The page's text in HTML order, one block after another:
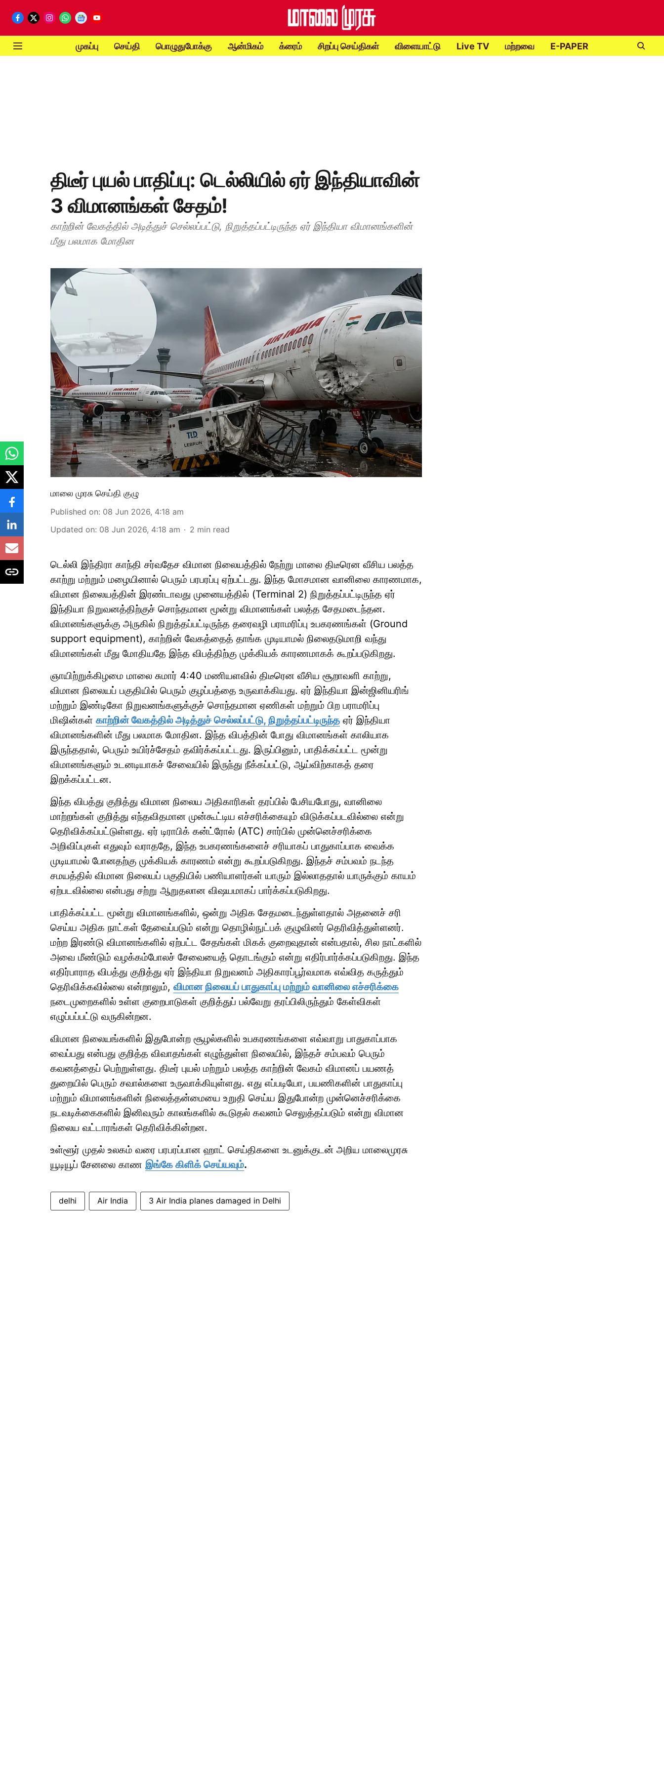
முகப்பு செய்தி பொழுதுபோக்கு ஆன்மிகம் க்ரைம் சிறப்பு செய்திகள் விளையாட்டு Live TV மற்றவை E-PAPER
திடீர் புயல் பாதிப்பு: டெல்லியில் ஏர் இந்தியாவின்
3 விமானங்கள் சேதம்!
காற்றின் வேகத்தில் அடித்துச் செல்லப்பட்டு, நிறுத்தப்பட்டிருந்த ஏர் இந்தியா விமானங்களின்
மீது பலமாக மோதின
மாலை முரசு செய்தி குழு
Published on: 08 Jun 2026, 4:18 am
Updated on: 08 Jun 2026, 4:18 am 2 min read
டெல்லி இந்திரா காந்தி சர்வதேச விமான நிலையத்தில் நேற்று மாலை திடீரென வீசிய பலத்த
காற்று மற்றும் மழையினால் பெரும் பரபரப்பு ஏற்பட்டது. இந்த மோசமான வானிலை காரணமாக,
விமான நிலையத்தின் இரண்டாவது முனையத்தில் (Terminal 2) நிறுத்தப்பட்டிருந்த ஏர்
இந்தியா நிறுவனத்திற்குச் சொந்தமான மூன்று விமானங்கள் பலத்த சேதமடைந்தன.
விமானங்களுக்கு அருகில் நிறுத்தப்பட்டிருந்த தரைவழி பராமரிப்பு உபகரணங்கள் (Ground
support equipment), காற்றின் வேகத்தைத் தாங்க முடியாமல் நிலைதடுமாறி வந்து
விமானங்கள் மீது மோதியதே இந்த விபத்திற்கு முக்கியக் காரணமாகக் கூறப்படுகிறது.
ஞாயிற்றுக்கிழமை மாலை சுமார் 4:40 மணியளவில் திடீரென வீசிய சூறாவளி காற்று,
விமான நிலையப் பகுதியில் பெரும் குழப்பத்தை உருவாக்கியது. ஏர் இந்தியா இன்ஜினியரிங்
மற்றும் இண்டிகோ நிறுவனங்களுக்குச் சொந்தமான ஏணிகள் மற்றும் பிற பராமரிப்பு
மிஷின்கள் காற்றின் வேகத்தில் அடித்துச் செல்லப்பட்டு, நிறுத்தப்பட்டிருந்த ஏர் இந்தியா
விமானங்களின் மீது பலமாக மோதின. இந்த விபத்தின் போது விமானங்கள் காலியாக
இருந்ததால், பெரும் உயிர்ச்சேதம் தவிர்க்கப்பட்டது. இருப்பினும், பாதிக்கப்பட்ட மூன்று
விமானங்களும் உடனடியாகச் சேவையில் இருந்து நீக்கப்பட்டு, ஆய்விற்காகத் தரை
இறக்கப்பட்டன.
இந்த விபத்து குறித்து விமான நிலைய அதிகாரிகள் தரப்பில் பேசியபோது, வானிலை
மாற்றங்கள் குறித்து எந்தவிதமான முன்கூட்டிய எச்சரிக்கையும் விடுக்கப்படவில்லை என்று
தெரிவிக்கப்பட்டுள்ளது. ஏர் டிராபிக் கன்ட்ரோல் (ATC) சார்பில் முன்னெச்சரிக்கை
அறிவிப்புகள் எதுவும் வராததே, இந்த உபகரணங்களைச் சரியாகப் பாதுகாப்பாக வைக்க
முடியாமல் போனதற்கு முக்கியக் காரணம் என்று கூறப்படுகிறது. இந்தச் சம்பவம் நடந்த
சமயத்தில் விமான நிலையப் பகுதியில் பணியாளர்கள் யாரும் இல்லாததால் யாருக்கும் காயம்
ஏற்படவில்லை என்பது சற்று ஆறுதலான விஷயமாகப் பார்க்கப்படுகிறது.
பாதிக்கப்பட்ட மூன்று விமானங்களில், ஒன்று அதிக சேதமடைந்துள்ளதால் அதனைச் சரி
செய்ய அதிக நாட்கள் தேவைப்படும் என்று தொழில்நுட்பக் குழுவினர் தெரிவித்துள்ளனர்.
மற்ற இரண்டு விமானங்களில் ஏற்பட்ட சேதங்கள் மிகக் குறைவுதான் என்பதால், சில நாட்களில்
அவை மீண்டும் வழக்கம்போலச் சேவையைத் தொடங்கும் என்று எதிர்பார்க்கப்படுகிறது. இந்த
எதிர்பாராத விபத்து குறித்து ஏர் இந்தியா நிறுவனம் அதிகாரப்பூர்வமாக எவ்வித கருத்தும்
தெரிவிக்கவில்லை என்றாலும், விமான நிலையப் பாதுகாப்பு மற்றும் வானிலை எச்சரிக்கை
நடைமுறைகளில் உள்ள குறைபாடுகள் குறித்துப் பல்வேறு தரப்பிலிருந்தும் கேள்விகள்
எழுப்பப்பட்டு வருகின்றன.
விமான நிலையங்களில் இதுபோன்ற சூழல்களில் உபகரணங்களை எவ்வாறு பாதுகாப்பாக
வைப்பது என்பது குறித்த விவாதங்கள் எழுந்துள்ள நிலையில், இந்தச் சம்பவம் பெரும்
கவனத்தைப் பெற்றுள்ளது. திடீர் புயல் மற்றும் பலத்த காற்றின் வேகம் விமானப் பயணத்
துறையில் பெரும் சவால்களை உருவாக்கியுள்ளது. எது எப்படியோ, பயணிகளின் பாதுகாப்பு
மற்றும் விமானங்களின் நிலைத்தன்மையை உறுதி செய்ய இதுபோன்ற முன்னெச்சரிக்கை
நடவடிக்கைகளில் இனிவரும் காலங்களில் கூடுதல் கவனம் செலுத்தப்படும் என்று விமான
நிலைய வட்டாரங்கள் தெரிவிக்கின்றன.
உள்ளூர் முதல் உலகம் வரை பரபரப்பான ஹாட் செய்திகளை உடனுக்குடன் அறிய மாலைமுரசு
யூடியூப் சேனலை காண இங்கே கிளிக் செய்யவும்.
delhi Air India 3 Air India planes damaged in Delhi